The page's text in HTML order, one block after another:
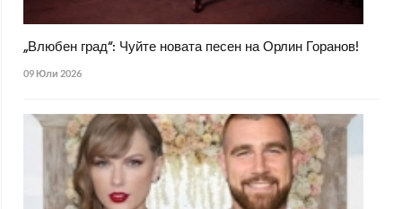
„Влюбен град“: Чуйте новата песен на Орлин Горанов!
09 Юли 2026